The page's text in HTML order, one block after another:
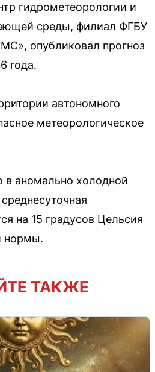
гидрометеорологии и
среды, филиал ФГБУ
опубликовал прогноз
года.
автономного
метеорологическое
аномально холодной
на 15 градусов Цельсия
нормы.
ТАКЖЕ